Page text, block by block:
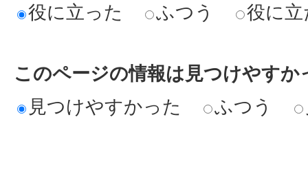
役に立った
ふつう 役に
このページの情報は見つけやすか
見つけやすかった
ふつう